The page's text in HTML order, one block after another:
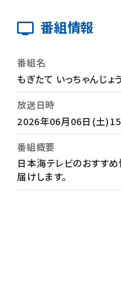
番組情報
番組名
もぎたて いっちゃんじょ
放送日時
2026年06月06日(土
番組概要
日本海テレビのおすす
届けします。